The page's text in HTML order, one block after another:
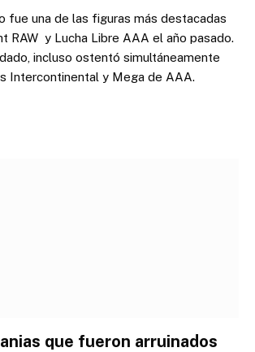
fue una de las figuras más destacadas
RAW y Lucha Libre AAA el año pasado.
incluso ostentó simultáneamente
Intercontinental y Mega de AAA.
que fueron arruinados